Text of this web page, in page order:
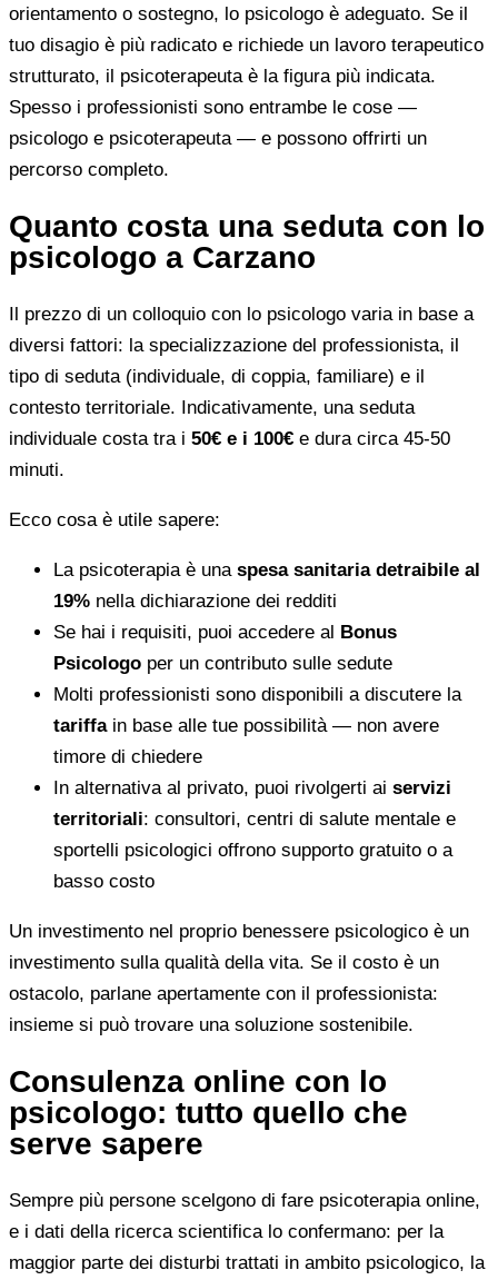
orientamento o sostegno, lo psicologo è adeguato. Se il
tuo disagio è più radicato e richiede un lavoro terapeutico
strutturato, il psicoterapeuta è la figura più indicata.
Spesso i professionisti sono entrambe le cose —
psicologo e psicoterapeuta — e possono offrirti un
percorso completo.
Quanto costa una seduta con lo
psicologo a Carzano
Il prezzo di un colloquio con lo psicologo varia in base a
diversi fattori: la specializzazione del professionista, il
tipo di seduta (individuale, di coppia, familiare) e il
contesto territoriale. Indicativamente, una seduta
individuale costa tra i 50€ e i 100€ e dura circa 45-50
minuti.
Ecco cosa è utile sapere:
La psicoterapia è una spesa sanitaria detraibile al
19% nella dichiarazione dei redditi
Se hai i requisiti, puoi accedere al Bonus
Psicologo per un contributo sulle sedute
Molti professionisti sono disponibili a discutere la
tariffain base alle tue possibilità — non avere
timore di chiedere
In alternativa al privato, puoi rivolgerti ai servizi
territoriali: consultori, centri di salute mentale e
sportelli psicologici offrono supporto gratuito o a
basso costo
Un investimento nel proprio benessere psicologico è un
investimento sulla qualità della vita. Se il costo è un
ostacolo, parlane apertamente con il professionista:
insieme si può trovare una soluzione sostenibile.
Consulenza online con lo
psicologo: tutto quello che
serve sapere
Sempre più persone scelgono di fare psicoterapia online,
e i dati della ricerca scientifica lo confermano: per la
maggior parte dei disturbi trattati in ambito psicologico, la